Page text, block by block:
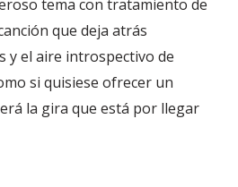
tema con tratamiento de
que deja atrás
y el aire introspectivo de
si quisiese ofrecer un
la gira que está por llegar